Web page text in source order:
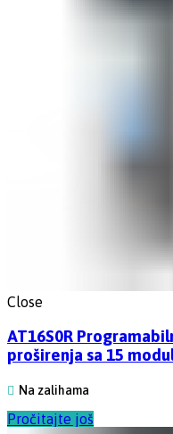
Close
AT16S0R
proširenja sa 15
Na zalihama
Pročitajte još